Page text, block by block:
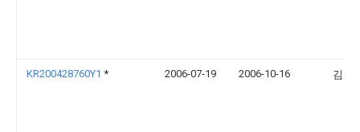
KR200428760Y1 * 2006-07-19 2006-10-16 김건